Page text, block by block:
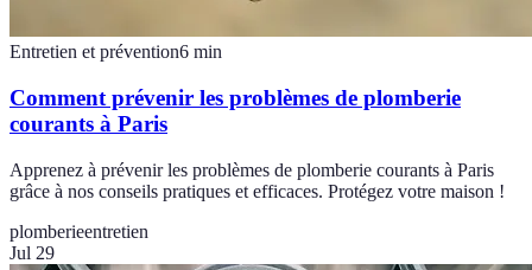
Entretien et prévention6 min
Comment prévenir les problèmes de plomberie
courants à Paris
Apprenez à prévenir les problèmes de plomberie courants à Paris
grâce à nos conseils pratiques et efficaces. Protégez votre maison !
plomberieentretien
Jul 29